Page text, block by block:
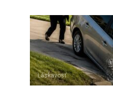
Láskavosť